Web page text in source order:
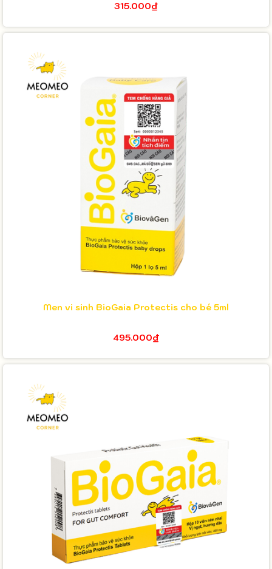
315.000₫
Men vi sinh BioGaia Protectis cho bé 5ml
495.000₫